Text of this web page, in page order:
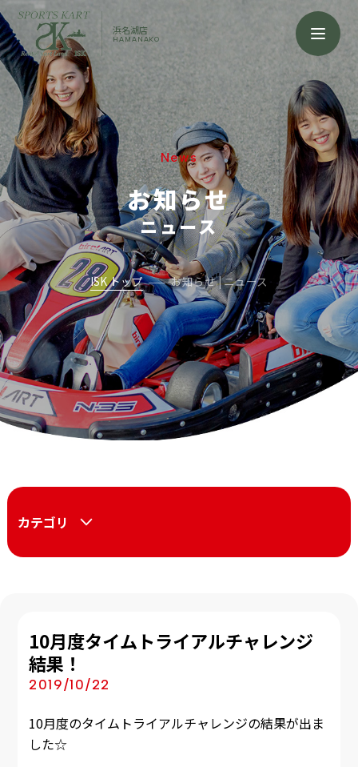
浜名湖店
HAMANAKO
News
お知らせ
ニュース
ISK トップ お知らせ | ニュース
カテゴリ
10月度タイムトライアルチャレンジ
結果！
2019/10/22
10月度のタイムトライアルチャレンジの結果が出ま
した☆